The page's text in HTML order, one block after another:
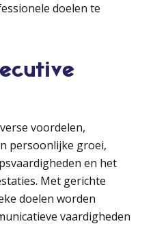
doelen te
voordelen,
persoonlijke groei,
en het
Met gerichte
doelen worden
vaardigheden